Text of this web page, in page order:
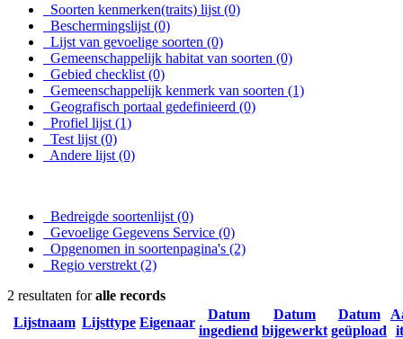
Soorten kenmerken(traits) lijst (0)
Beschermingslijst (0)
Lijst van gevoelige soorten (0)
Gemeenschappelijk habitat van soorten (0)
Gebied checklist (0)
Gemeenschappelijk kenmerk van soorten (1)
Geografisch portaal gedefinieerd (0)
Profiel lijst (1)
Test lijst (0)
Andere lijst (0)
Bedreigde soortenlijst (0)
Gevoelige Gegevens Service (0)
Opgenomen in soortenpagina's (2)
Regio verstrekt (2)
2 resultaten foralle records
Lijstnaam Lijsttype Eigenaar
Datum
ingediend
Datum
bijgewerkt
Datum
geüpload